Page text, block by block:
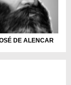
DE ALENCAR